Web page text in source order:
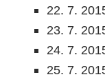
22. 7.
23. 7.
24. 7.
25. 7.